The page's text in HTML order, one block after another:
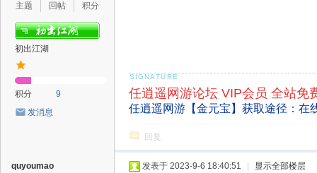
主题
回帖
积分
初出江湖
积分
9
发消息
任逍遥网游论坛 VIP会员 全站免
任逍遥网游【金元宝】获取途径：在
回复
quyoumao 发表于 2023-9-6 18:40:51 显示全部楼层